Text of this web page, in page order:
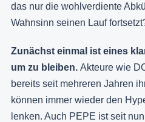
das nur die wohlverdiente
Wahnsinn seinen Lauf
Zunächst einmal ist eines
um zu bleiben. Akteure wie
bereits seit mehreren Jahren
können immer wieder den
lenken. Auch PEPE ist seit